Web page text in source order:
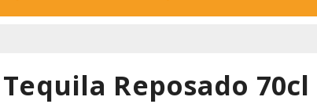
Reposado 70cl